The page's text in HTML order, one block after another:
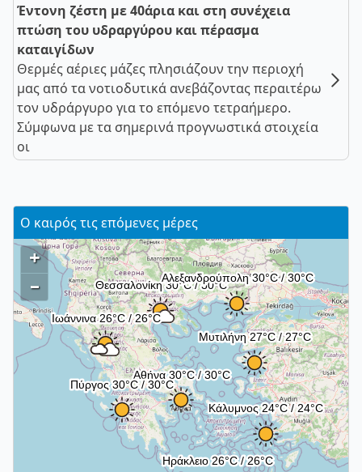
Έντονη ζέστη με 40άρια και στη συνέχεια
πτώση του υδραργύρου και πέρασμα
καταιγίδων
Θερμές αέριες μάζες πλησιάζουν την περιοχή
μας από τα νοτιοδυτικά ανεβάζοντας περαιτέρω
τον υδράργυρο για το επόμενο τετραήμερο.
Σύμφωνα με τα σημερινά προγνωστικά στοιχεία
οι
Ο καιρός τις επόμενες μέρες
+
–